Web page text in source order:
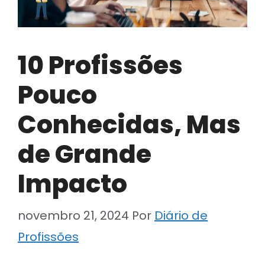
10 Profissões
Pouco
Conhecidas, Mas
de Grande
Impacto
novembro 21, 2024 Por Diário de
Profissões